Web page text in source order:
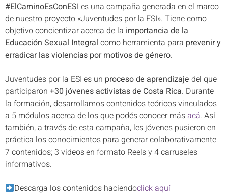
#ElCaminoEsConESI es una campaña generada en el marco
de nuestro proyecto «Juventudes por la ESI». Tiene como
objetivo concientizar acerca de la importancia de la
Educación Sexual Integral como herramienta para prevenir y
erradicar las violencias por motivos de género.
Juventudes por la ESI es un proceso de aprendizaje del que
participaron +30 jóvenes activistas de Costa Rica. Durante
la formación, desarrollamos contenidos teóricos vinculados
a 5 módulos acerca de los que podés conocer másacá. Así
también, a través de esta campaña, les jóvenes pusieron en
práctica los conocimientos para generar colaborativamente
7 contenidos; 3 videos en formato Reels y 4 carruseles
informativos.
Descarga los contenidos haciendoclick aquí